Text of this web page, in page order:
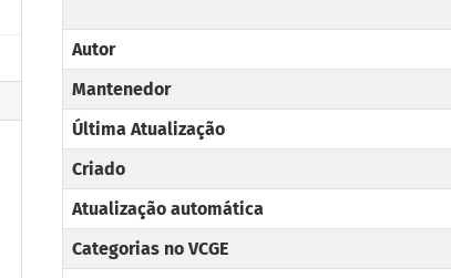
Autor
Mantenedor
Última Atualização
Criado
Atualização automática
Categorias no VCGE